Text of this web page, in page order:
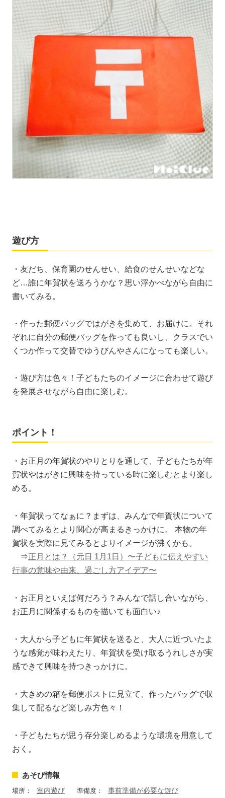
遊び方
・友だち、保育園のせんせい、給食のせんせいなどな
ど…誰に年賀状を送ろうかな？思い浮かべながら自由に
書いてみる。
・作った郵便バッグではがきを集めて、お届けに。それ
ぞれに自分の郵便バッグを作っても良いし、クラスでい
くつか作って交替でゆうびんやさんになっても楽しい。
・遊び方は色々！子どもたちのイメージに合わせて遊び
を発展させながら自由に楽しむ。
ポイント！
・お正月の年賀状のやりとりを通して、子どもたちが年
賀状やはがきに興味を持っている時に楽しむとより楽し
める。
・年賀状ってなぁに？まずは、みんなで年賀状について
調べてみるとより関心が高まるきっかけに。 本物の年
賀状を実際に見てみるとよりイメージが沸くかも。
⇒正月とは？（元日 1月1日）〜子どもに伝えやすい
行事の意味や由来、過ごし方アイデア〜
・お正月といえば何だろう？みんなで話し合いながら、
お正月に関係するものを描いても面白い♪
・大人から子どもに年賀状を送ると、大人に近づいたよ
うな感覚が味わえたり、年賀状を受け取るうれしさが実
感できて興味を持つきっかけに。
・大きめの箱を郵便ポストに見立て、作ったバッグで収
集して配るなど楽しみ方色々！
・子どもたちが思う存分楽しめるような環境を用意して
おく。
あそび情報
場所： 室内遊び 準備度： 事前準備が必要な遊び